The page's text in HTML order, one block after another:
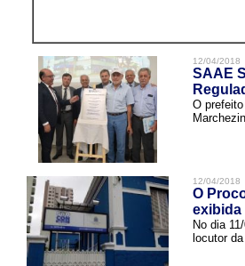
12/04/2018
SAAE
O
12/04/2018
O
exibida
No dia
locutor